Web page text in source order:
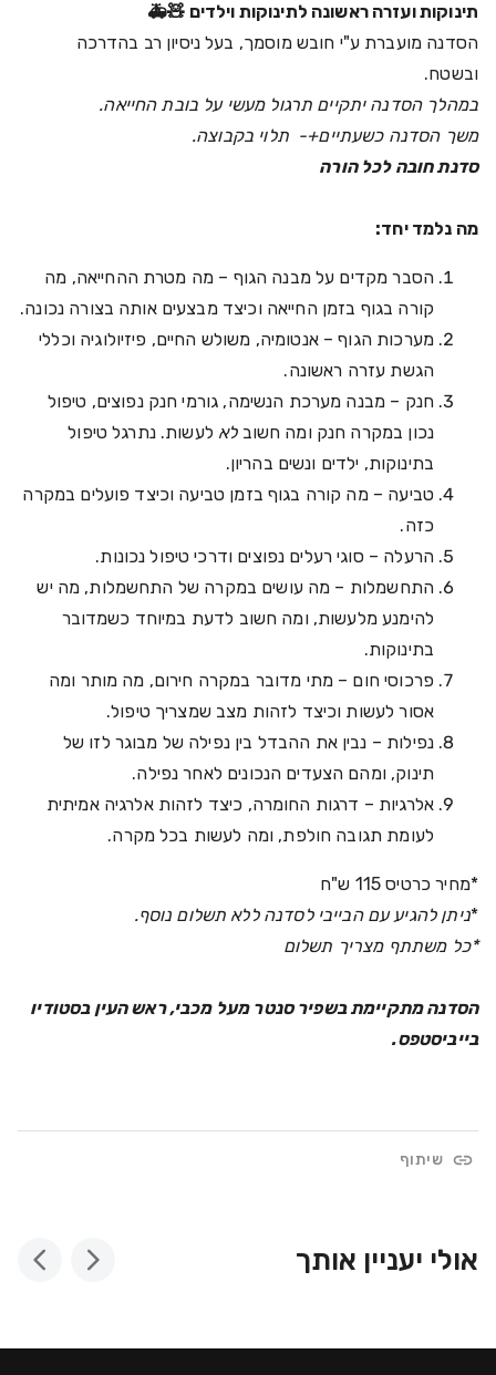
תינוקות ועזרה ראשונה לתינוקות וילדים 🧸🚑
הסדנה מועברת ע"י חובש מוסמך, בעל ניסיון רב בהדרכה
ובשטח.
במהלך הסדנה יתקיים תרגול מעשי על בובת החייאה.
משך הסדנה כשעתיים+- תלוי בקבוצה.
סדנת חובה לכל הורה
מה נלמד יחד:
הסבר מקדים על מבנה הגוף – מה מטרת ההחייאה, מה
קורה בגוף בזמן החייאה וכיצד מבצעים אותה בצורה נכונה.
מערכות הגוף – אנטומיה, משולש החיים, פיזיולוגיה וכללי
הגשת עזרה ראשונה.
חנק – מבנה מערכת הנשימה, גורמי חנק נפוצים, טיפול
נכון במקרה חנק ומה חשובלא לעשות. נתרגל טיפול
בתינוקות, ילדים ונשים בהריון.
טביעה – מה קורה בגוף בזמן טביעה וכיצד פועלים במקרה
כזה.
הרעלה – סוגי רעלים נפוצים ודרכי טיפול נכונות.
התחשמלות – מה עושים במקרה של התחשמלות, מה יש
להימנע מלעשות, ומה חשוב לדעת במיוחד כשמדובר
בתינוקות.
פרכוסי חום – מתי מדובר במקרה חירום, מה מותר ומה
אסור לעשות וכיצד לזהות מצב שמצריך טיפול.
נפילות – נבין את ההבדל בין נפילה של מבוגר לזו של
תינוק, ומהם הצעדים הנכונים לאחר נפילה.
אלרגיות – דרגות החומרה, כיצד לזהות אלרגיה אמיתית
לעומת תגובה חולפת, ומה לעשות בכל מקרה.
*מחיר כרטיס 115 ש"ח
*ניתן להגיע עם הבייבי לסדנה ללא תשלום נוסף.
*כל משתתף מצריך תשלום
הסדנה מתקיימת בשפיר סנטר מעל מכבי, ראש העין בסטודיו
בייביסטפס.
שיתוף
אולי יעניין אותך